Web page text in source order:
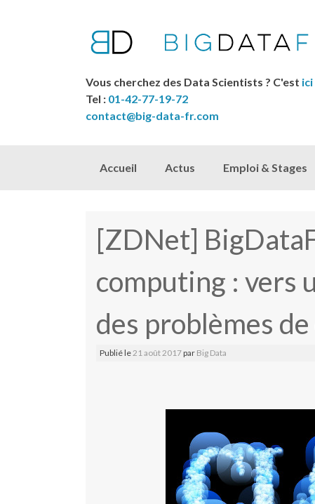
Vous cherchez des Data Scientists ? C'est ici
Tel : 01-42-77-19-72
contact@big-data-fr.com
Skip to content
Accueil Actus Emploi & Stages
[ZDNet]
computing : vers
des problèmes
Publié le 21 août 2017par Big Data